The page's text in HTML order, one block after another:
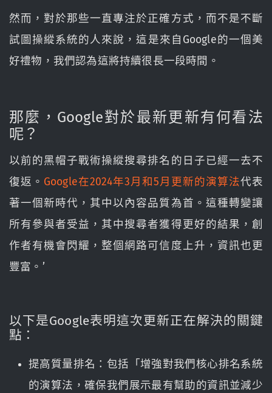
然而，對於那些一直專注於正確方式，而不是不斷
試圖操縱系統的人來說，這是來自Google的一個美
好禮物，我們認為這將持續很長一段時間。
那麼，Google對於最新更新有何看法
呢？
以前的黑帽子戰術操縱搜尋排名的日子已經一去不
復返。 Google在2024年3月和5月更新的演算法代表
著一個新時代，其中以內容品質為首。這種轉變讓
所有參與者受益，其中搜尋者獲得更好的結果，創
作者有機會閃耀，整個網路可信度上升，資訊也更
豐富。’
以下是Google表明這次更新正在解決的關鍵
點：
提高質量排名：包括「增強對我們核心排名系統
的演算法，確保我們展示最有幫助的資訊並減少